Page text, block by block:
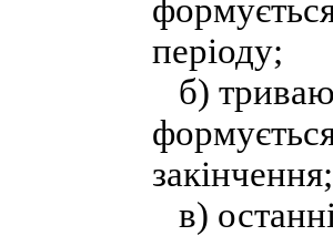
періоду;
б)
закінчення;
в)